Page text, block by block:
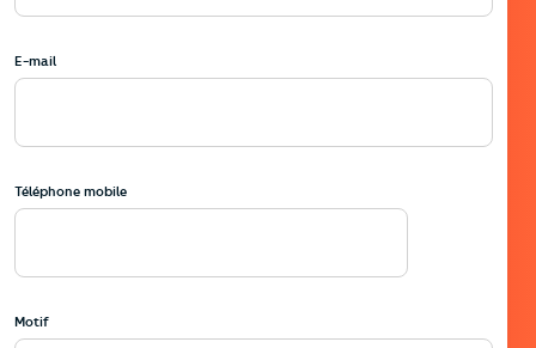
E-mail
Téléphone mobile
Motif